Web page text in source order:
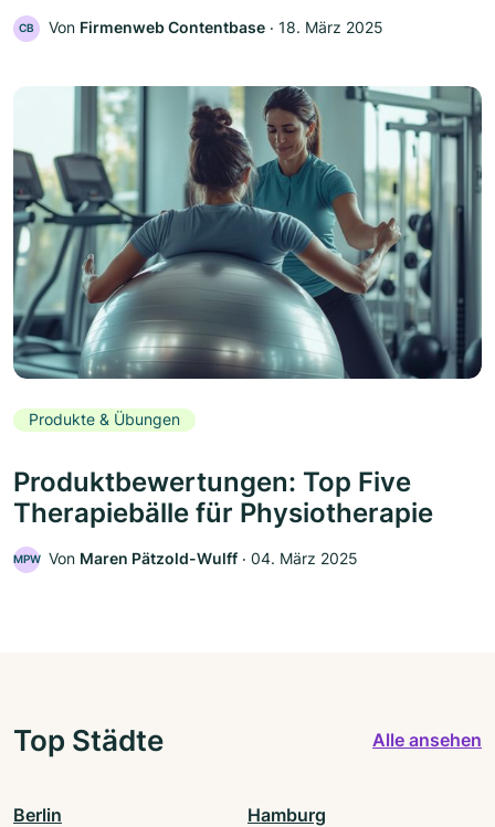
CB Von Firmenweb Contentbase ‧ 18. März 2025
Produkte & Übungen
Produktbewertungen: Top Five
Therapiebälle für Physiotherapie
MPW Von Maren Pätzold-Wulff ‧ 04. März 2025
Top Städte Alle ansehen
Berlin Hamburg